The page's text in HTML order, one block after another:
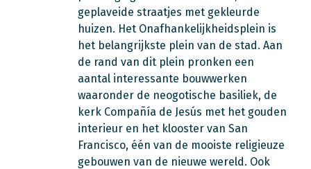
geplaveide straatjes met gekleurde
huizen. Het Onafhankelijkheidsplein is
het belangrijkste plein van de stad. Aan
de rand van dit plein pronken een
aantal interessante bouwwerken
waaronder de neogotische basiliek, de
kerk Compañía de Jesús met het gouden
interieur en het klooster van San
Francisco, één van de mooiste religieuze
gebouwen van de nieuwe wereld. Ook